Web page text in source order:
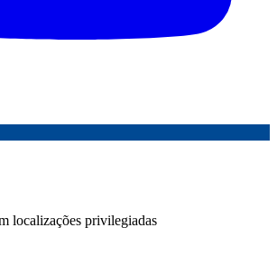
localizações privilegiadas